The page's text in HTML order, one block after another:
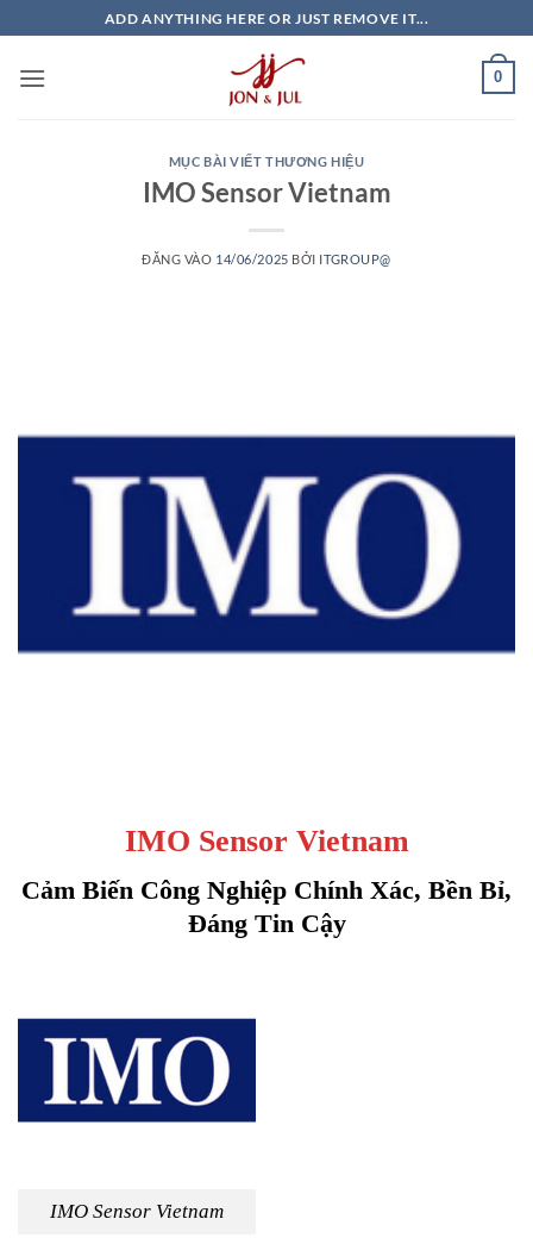
qua
nội
ADD ANYTHING HERE OR JUST REMOVE IT...
0
MỤC BÀI VIẾT THƯƠNG HIỆU
IMO Sensor Vietnam
ĐĂNG VÀO 14/06/2025 BỞI ITGROUP@
IMO Sensor Vietnam
Cảm Biến Công Nghiệp Chính Xác, Bền Bỉ,
Đáng Tin Cậy
IMO Sensor Vietnam